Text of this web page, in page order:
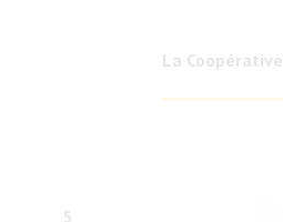
La Coopérative